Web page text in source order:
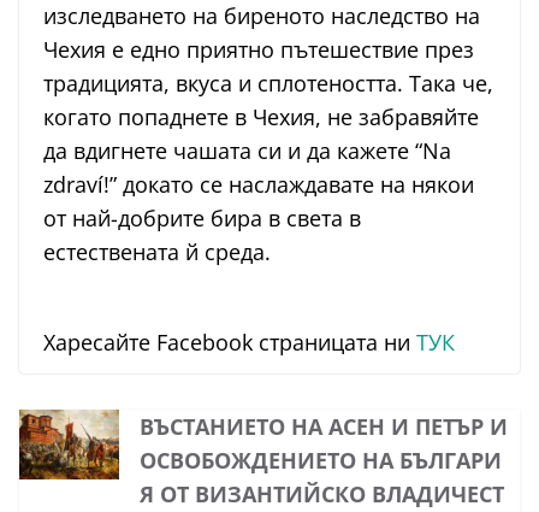
изследването на биреното наследство на
Чехия е едно приятно пътешествие през
традицията, вкуса и сплотеността. Така че,
когато попаднете в Чехия, не забравяйте
да вдигнете чашата си и да кажете “Na
zdraví!” докато се наслаждавате на някои
от най-добрите бира в света в
естествената й среда.
Харесайте Facebook страницата ни ТУК
ВЪСТАНИЕТО НА АСЕН И ПЕТЪР И
ОСВОБОЖДЕНИЕТО НА БЪЛГАРИ
Я ОТ ВИЗАНТИЙСКО ВЛАДИЧЕСТ